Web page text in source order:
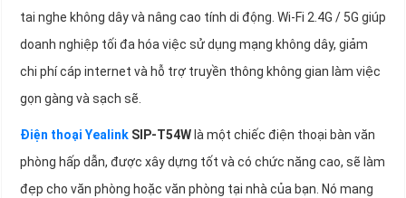
tai nghe không dây và nâng cao tính di động. Wi-Fi 2.4G / 5G giúp
doanh nghiệp tối đa hóa việc sử dụng mạng không dây, giảm
chi phí cáp internet và hỗ trợ truyền thông không gian làm việc
gọn gàng và sạch sẽ.
Điện thoại Yealink SIP-T54Wlà một chiếc điện thoại bàn văn
phòng hấp dẫn, được xây dựng tốt và có chức năng cao, sẽ làm
đẹp cho văn phòng hoặc văn phòng tại nhà của bạn. Nó mang